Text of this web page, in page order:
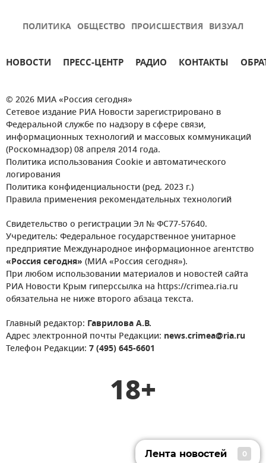
ПОЛИТИКА ОБЩЕСТВО ПРОИСШЕСТВИЯ ВИЗУАЛ
НОВОСТИ ПРЕСС-ЦЕНТР РАДИО КОНТАКТЫ
© 2026 МИА «Россия сегодня»
Сетевое издание РИА Новости зарегистрировано в
Федеральной службе по надзору в сфере связи,
информационных технологий и массовых коммуникаций
(Роскомнадзор) 08 апреля 2014 года.
Политика использования Cookie и автоматического
логирования
Политика конфиденциальности (ред. 2023 г.)
Правила применения рекомендательных технологий
Свидетельство о регистрации Эл № ФС77-57640.
Учредитель: Федеральное государственное унитарное
предприятие Международное информационное агентство
«Россия сегодня» (МИА «Россия сегодня»).
При любом использовании материалов и новостей сайта
РИА Новости Крым гиперссылка на https://crimea.ria.ru
обязательна не ниже второго абзаца текста.
Главный редактор: Гаврилова А.В.
Адрес электронной почты Редакции: news.crimea@ria.ru
Телефон Редакции: 7 (495) 645-6601
18+
Лента новостей 0